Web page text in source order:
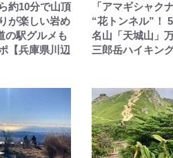
約10分で山頂
が楽しい岩め
の駅グルメも
【兵庫県川辺
「アマギシャク
“花トンネル”！
名山「天城山」
三郎岳ハイキン